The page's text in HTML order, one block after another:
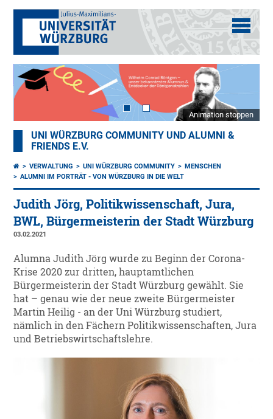
Animation stoppen
UNI WÜRZBURG COMMUNITY UND ALUMNI &
FRIENDS E.V.
VERWALTUNG UNI WÜRZBURG COMMUNITY
MENSCHEN
ALUMNI IM PORTRÄT - VON WÜRZBURG IN DIE WELT
Judith Jörg, Politikwissenschaft, Jura,
BWL, Bürgermeisterin der Stadt Würzburg
03.02.2021
Alumna Judith Jörg wurde zu Beginn der Corona-
Krise 2020 zur dritten, hauptamtlichen
Bürgermeisterin der Stadt Würzburg gewählt. Sie
hat – genau wie der neue zweite Bürgermeister
Martin Heilig - an der Uni Würzburg studiert,
nämlich in den Fächern Politikwissenschaften, Jura
und Betriebswirtschaftslehre.